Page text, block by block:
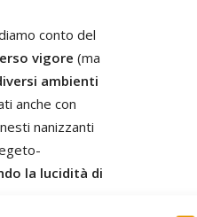
conto del
vigore (ma
ambienti
anche con
nanizzanti
la lucidità di